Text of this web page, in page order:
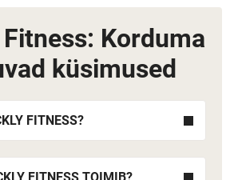
Korduma
küsimused
FITNESS?